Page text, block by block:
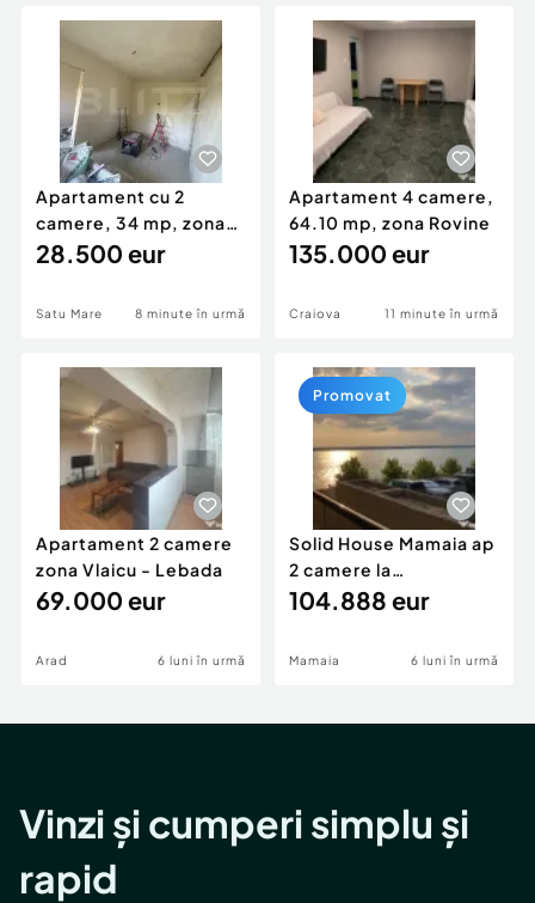
Animale de companie
Afaceri și echipamente profesionale
Inchiriere Bunuri si Vehicule
Utilaje agricole si industriale
Piese auto si accesorii
Dacia Duster
Apartament cu 2
camere, 34 mp, zona
Solidarității
28.500 eur
Satu Mare 8 minute în urmă
Apartament 4 camere,
64.10 mp, zona Rovine
135.000 eur
Craiova 11 minute în urmă
Apartament 2 camere
zona Vlaicu - Lebada
69.000 eur
Arad 6 luni în urmă
Solid House Mamaia ap
2 camere la
cheie,langa Mega
104.888 eur
Mamaia 6 luni în urmă
Promovat
Vinzi și cumperi simplu și
rapid